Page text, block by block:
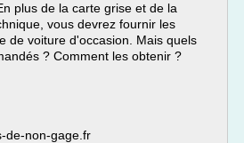
plus de la carte grise et de la
vous devrez fournir les
de voiture d'occasion. Mais quels
? Comment les obtenir ?
de-non-gage.fr